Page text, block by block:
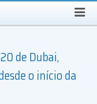
Select Language ▼
de Dubai,
o início da